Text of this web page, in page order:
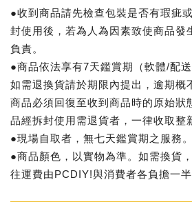
●收到商品請先檢查包裝是否有瑕疵
封使用後，若為人為因素致使商品發
負責。
●商品依法享有7天鑑賞期（軟體/配
如需退換貨請於期限內提出，逾期概
商品必須回復至收到商品時的原始狀
品經拆封使用需退貨者，一律收取整
●現場自取者，無七天鑑賞期之服務。
●商品顏色，以實物為準。如需換貨
往運費由PCDIY!與消費者各負擔一半